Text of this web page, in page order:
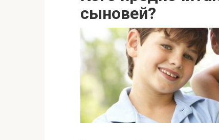
сыновей?